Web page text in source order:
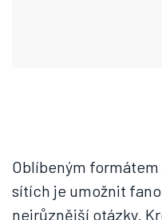
Oblíbeným formátem
sítích je umožnit
nejrůznější otázky.